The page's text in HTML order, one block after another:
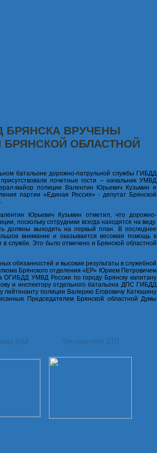
БРЯНСКА ВРУЧЕНЫ
ОБЛАСТНОЙ
батальоне дорожно-патрульной службы ГИБДД
почетные гости – начальник УМВД
майор полиции Валентин Юрьевич Кузьмин и
партии «Единая Россия» - депутат Брянской
Юрьевич Кузьмин отметил, что дорожно-
поскольку сотрудники всегда находятся на виду.
должны выходить на первый план. В последнее
внимание и оказывается весомая помощь в
службе. Это было отмечено и Брянской областной
обязанностей и высокие результаты в служебной
Брянского отделения «ЕР» Юрием Петровичем
ОГИБДД УМВД России по городу Брянску капитану
и инспектору отдельного батальона ДПС ГИБДД
лейтенанту полиции Валерию Егоровичу Катюшину
Председателем Брянской областной Думы